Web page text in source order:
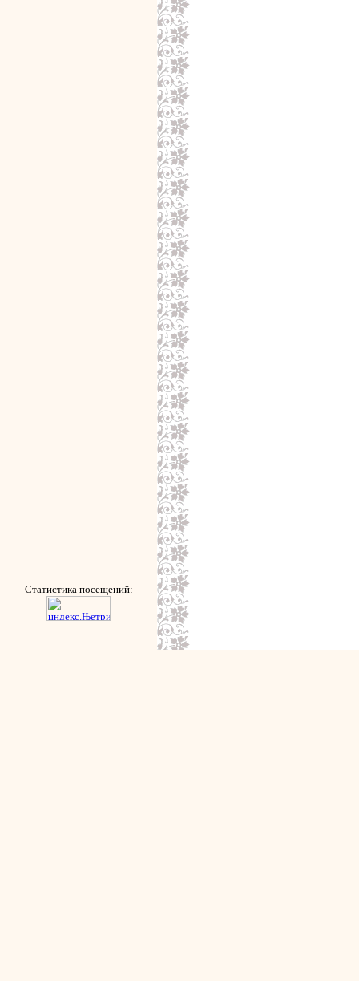
Статистика посещений: